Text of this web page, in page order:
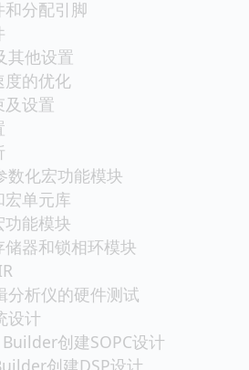
分配引脚
其他设置
的优化
设置
化宏功能模块
单元库
能模块
器和锁相环模块
析仪的硬件测试
设计
创建SOPC设计
创建DSP设计